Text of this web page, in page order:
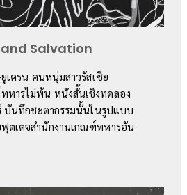
Salvation
เครน คนหนุ่มสาวรัสเซีย
หารไม่พ้น หนังสั้นเชิงทดลอง
บันทึกชะตากรรมนั้นในรูปแบบ
ตเตจสำนักงานเกณฑ์ทหารอัน